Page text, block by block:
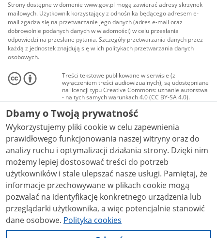
Strony dostępne w domenie www.gov.pl mogą zawierać adresy skrzynek
mailowych. Użytkownik korzystający z odnośnika będącego adresem e-
mail zgadza się na przetwarzanie jego danych (adres e-mail oraz
dobrowolnie podanych danych w wiadomości) w celu przesłania
odpowiedzi na przesłane pytania. Szczegóły przetwarzania danych przez
każdą z jednostek znajdują się w ich politykach przetwarzania danych
osobowych.
Treści tekstowe publikowane w serwisie (z
wyłączeniem treści audiowizualnych), są udostępniane
na licencji typu Creative Commons: uznanie autorstwa
- na tych samych warunkach 4.0 (CC BY-SA 4.0).
Materiały audiowizualne, w tym zdjęcia, materiały
audio i wideo, są udostępniane na licencji typu
Creative Commons: uznanie autorstwa użycie
niekomercyjne - bez utworów zależnych 4.0 (CC BY-
NC-ND 4.0), o ile nie jest to stwierdzone inaczej.
Dbamy o Twoją prywatność
Wykorzystujemy pliki cookie w celu zapewnienia
prawidłowego funkcjonowania naszej witryny oraz do
analizy ruchu i optymalizacji działania strony. Dzięki nim
możemy lepiej dostosować treści do potrzeb
użytkowników i stale ulepszać nasze usługi. Pamiętaj, że
informacje przechowywane w plikach cookie mogą
pozwalać na identyfikację konkretnego urządzenia lub
przeglądarki użytkownika, a więc potencjalnie stanowić
dane osobowe. Polityka cookies